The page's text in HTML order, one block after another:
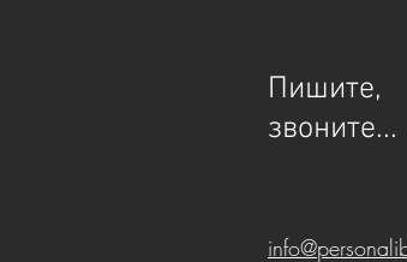
Пишите,
звоните...